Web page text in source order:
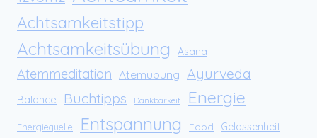
Achtsamkeitstipp
Achtsamkeitsübung Asana
Atemmeditation Atemübung Ayurveda
Balance Buchtipps Dankbarkeit Energie
Energiequelle Entspannung Food Gelassenheit